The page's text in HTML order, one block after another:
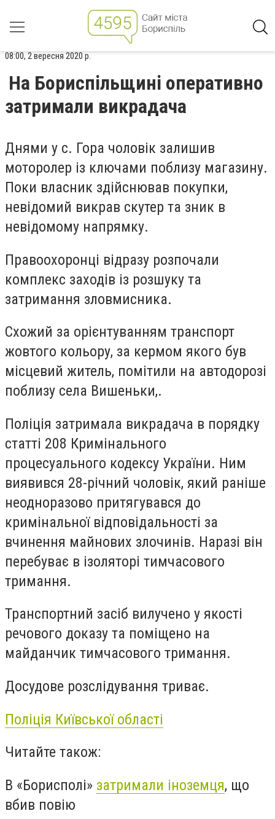
08:00, 2 вересня 2020 р.
На Бориспільщині оперативно
затримали викрадача
Днями у с. Гора чоловік залишив
моторолер із ключами поблизу магазину.
Поки власник здійснював покупки,
невідомий викрав скутер та зник в
невідомому напрямку.
Правоохоронці відразу розпочали
комплекс заходів із розшуку та
затримання зловмисника.
Схожий за орієнтуванням транспорт
жовтого кольору, за кермом якого був
місцевий житель, помітили на автодорозі
поблизу села Вишеньки,.
Поліція затримала викрадача в порядку
статті 208 Кримінального
процесуального кодексу України. Ним
виявився 28-річний чоловік, який раніше
неодноразово притягувався до
кримінальної відповідальності за
вчинення майнових злочинів. Наразі він
перебуває в ізоляторі тимчасового
тримання.
Транспортний засіб вилучено у якості
речового доказу та поміщено на
майданчик тимчасового тримання.
Досудове розслідування триває.
Поліція Київської області
Читайте також:
В «Борисполі» затримали іноземця, що
вбив повію